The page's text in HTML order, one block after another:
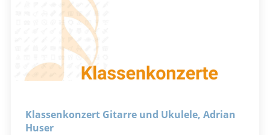
Klassenkonzert Gitarre und Ukulele, Adrian
Huser